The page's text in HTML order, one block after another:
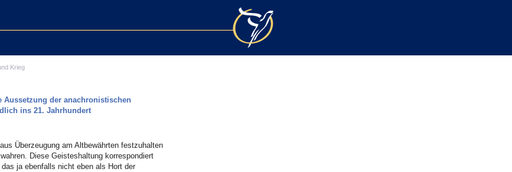
Krieg
der anachronistischen
ins 21. Jahrhundert
Überzeugung am Altbewährten festzuhalten
Diese Geisteshaltung korrespondiert
ja ebenfalls nicht eben als Hort der